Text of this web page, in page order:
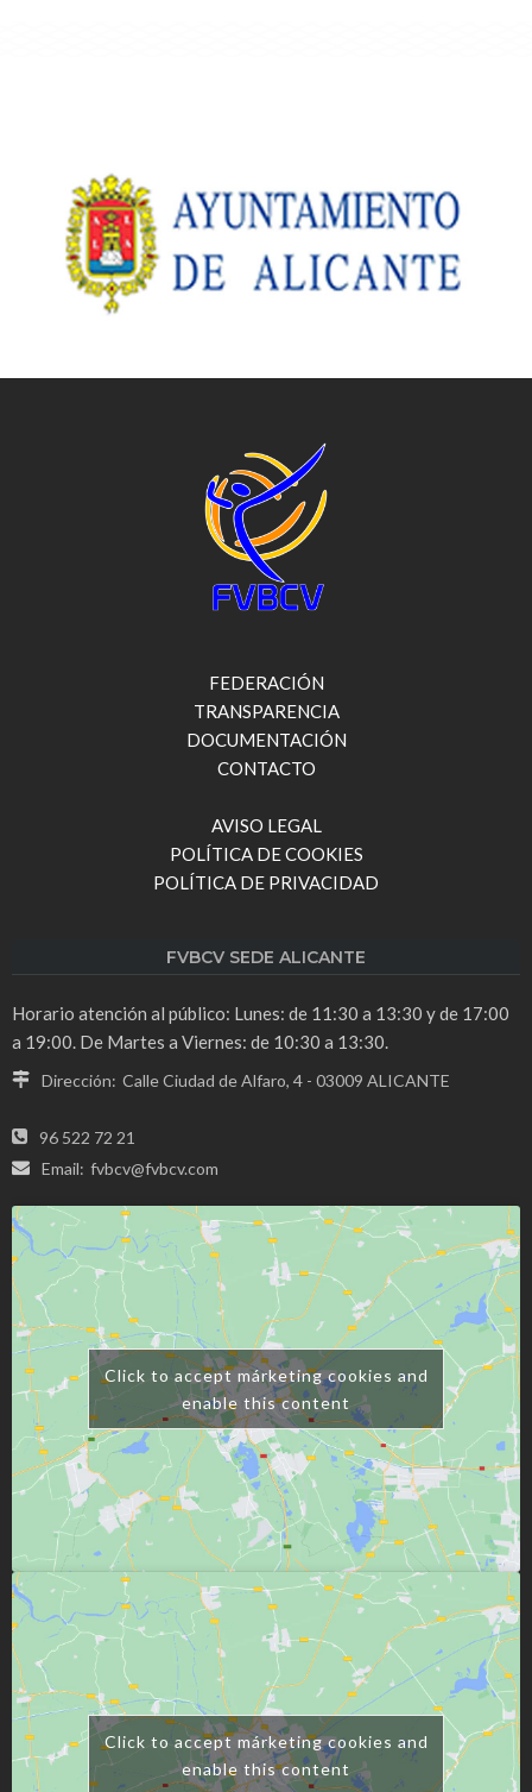
FEDERACIÓN
TRANSPARENCIA
DOCUMENTACIÓN
CONTACTO
AVISO LEGAL
POLÍTICA DE COOKIES
POLÍTICA DE PRIVACIDAD
FVBCV SEDE ALICANTE
Horario atención al público: Lunes: de 11:30 a 13:30 y de 17:00
a 19:00. De Martes a Viernes: de 10:30 a 13:30.
Dirección: Calle Ciudad de Alfaro, 4 - 03009 ALICANTE
96 522 72 21
Email: fvbcv@fvbcv.com
Click to accept márketing cookies and
enable this content
Click to accept márketing cookies and
enable this content